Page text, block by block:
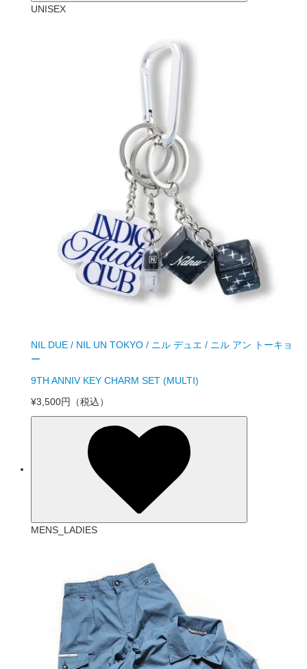
UNISEX
NIL DUE / NIL UN TOKYO / ニル デュエ / ニル アン トーキョ
ー
9TH ANNIV KEY CHARM SET (MULTI)
¥3,500円
（税込）
MENS_LADIES